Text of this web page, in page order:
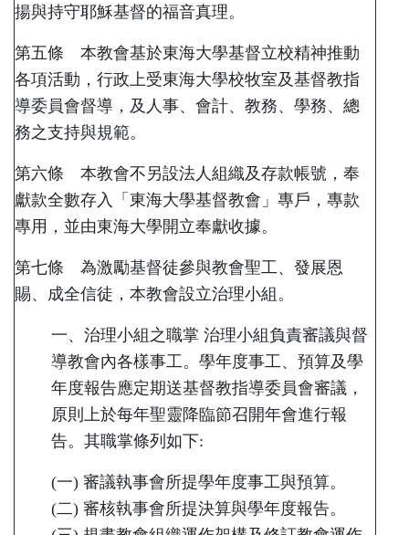
揚與持守耶穌基督的福音真理。
第五條 本教會基於東海大學基督立校精神推動
各項活動，行政上受東海大學校牧室及基督教指
導委員會督導，及人事、會計、教務、學務、總
務之支持與規範。
第六條 本教會不另設法人組織及存款帳號，奉
獻款全數存入「東海大學基督教會」專戶，專款
專用，並由東海大學開立奉獻收據。
第七條 為激勵基督徒參與教會聖工、發展恩
賜、成全信徒，本教會設立治理小組。
一、治理小組之職掌 治理小組負責審議與督
導教會內各樣事工。學年度事工、預算及學
年度報告應定期送基督教指導委員會審議，
原則上於每年聖靈降臨節召開年會進行報
告。其職掌條列如下:
(一) 審議執事會所提學年度事工與預算。
(二) 審核執事會所提決算與學年度報告。